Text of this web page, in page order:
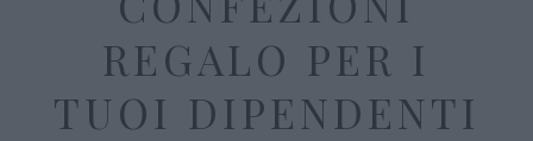
REGALO PER I
TUOI DIPENDENTI